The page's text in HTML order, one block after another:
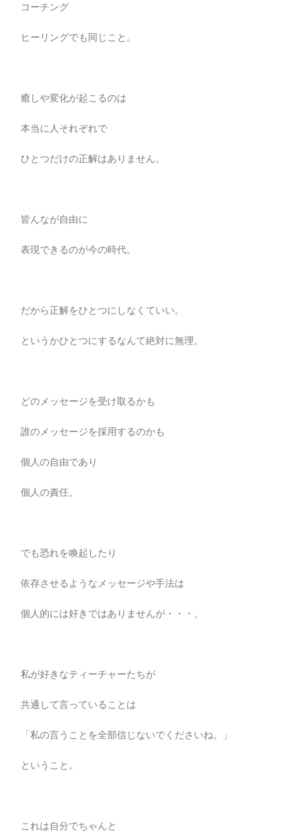
コーチング
ヒーリングでも同じこと。
癒しや変化が起こるのは
本当に人それぞれで
ひとつだけの正解はありません。
皆んなが自由に
表現できるのが今の時代。
だから正解をひとつにしなくていい。
というかひとつにするなんて絶対に無理。
どのメッセージを受け取るかも
誰のメッセージを採用するのかも
個人の自由であり
個人の責任。
でも恐れを喚起したり
依存させるようなメッセージや手法は
個人的には好きではありませんが・・・。
私が好きなティーチャーたちが
共通して言っていることは
「私の言うことを全部信じないでくださいね。」
ということ。
これは自分でちゃんと